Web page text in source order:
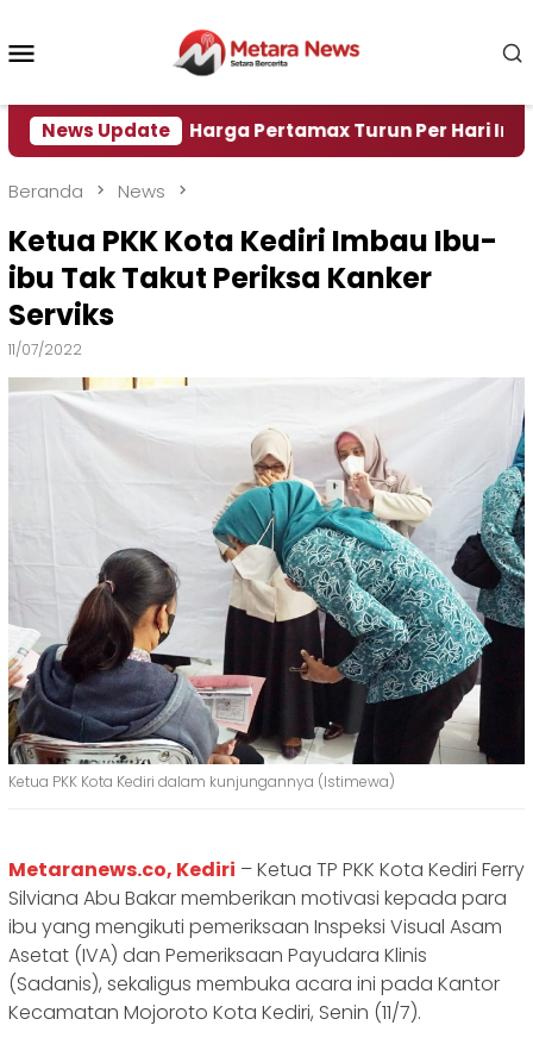
konten
News Update
Harga Pertamax Turun Per Hari Ini, Segini
Beranda News
Ketua PKK Kota Kediri Imbau Ibu-
ibu Tak Takut Periksa Kanker
Serviks
11/07/2022
Ketua PKK Kota Kediri dalam kunjungannya (Istimewa)
Metaranews.co, Kediri – Ketua TP PKK Kota Kediri Ferry
Silviana Abu Bakar memberikan motivasi kepada para
ibu yang mengikuti pemeriksaan Inspeksi Visual Asam
Asetat (IVA) dan Pemeriksaan Payudara Klinis
(Sadanis), sekaligus membuka acara ini pada Kantor
Kecamatan Mojoroto Kota Kediri, Senin (11/7).